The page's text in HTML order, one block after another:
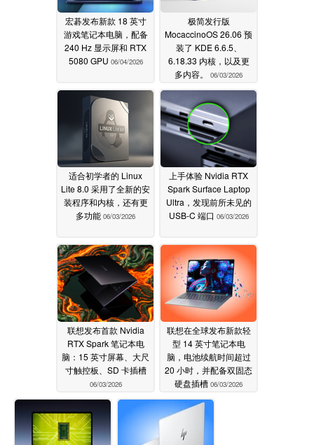
宏碁发布新款 18 英寸
游戏笔记本电脑，配备
240 Hz 显示屏和 RTX
5080 GPU 06/04/2026
极简发行版
MocaccinoOS 26.06 预
装了 KDE 6.6.5、
6.18.33 内核，以及更
多内容。
06/03/2026
适合初学者的 Linux
Lite 8.0 采用了全新的安
装程序和内核，还有更
多功能 06/03/2026
上手体验 Nvidia RTX
Spark Surface Laptop
Ultra，发现前所未见的
USB-C 端口 06/03/2026
联想发布首款 Nvidia
RTX Spark 笔记本电
脑：15 英寸屏幕、大尺
寸触控板、SD 卡插槽
06/03/2026
联想在全球发布新款轻
型 14 英寸笔记本电
脑，电池续航时间超过
20 小时，并配备双固态
硬盘插槽 06/03/2026